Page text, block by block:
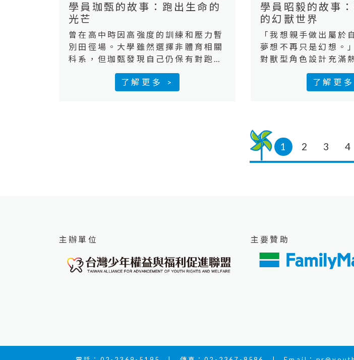
學員珈甄的故事：跑出生命的
光芒
曾在高中時因高強度的訓練和壓力暫
別田徑場。大學雖然選擇非體育相關
科系，但珈甄發現自己仍保有對跑步
的熱愛，於是決定回到田徑場上，用
雙腳再次追逐夢想的節奏。​透過「逆
了解更多 >
學員昭毅的故事
的幻獸世界
「我想親手做出屬於
夢想不再只是幻想。
對獸型角色設計充滿
天能穿上自己設計的
材料與工具費用，讓
步。昭毅努力學習製
造屬於自己的獸裝，
的方向繼續努力，並
了解更
1 2 3 4
主辦單位 主要贊助